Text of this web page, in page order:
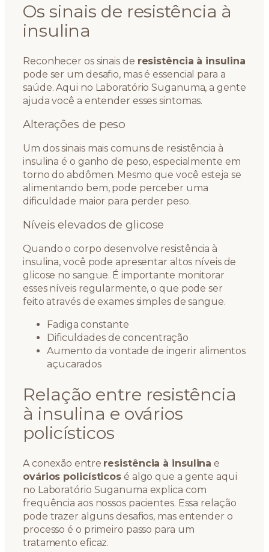
Os sinais de resistência à
insulina
Reconhecer os sinais de resistência à insulina
pode ser um desafio, mas é essencial para a
saúde. Aqui no Laboratório Suganuma, a gente
ajuda você a entender esses sintomas.
Alterações de peso
Um dos sinais mais comuns de resistência à
insulina é o ganho de peso, especialmente em
torno do abdômen. Mesmo que você esteja se
alimentando bem, pode perceber uma
dificuldade maior para perder peso.
Níveis elevados de glicose
Quando o corpo desenvolve resistência à
insulina, você pode apresentar altos níveis de
glicose no sangue. É importante monitorar
esses níveis regularmente, o que pode ser
feito através de exames simples de sangue.
Fadiga constante
Dificuldades de concentração
Aumento da vontade de ingerir alimentos
açucarados
Relação entre resistência
à insulina e ovários
policísticos
A conexão entre resistência à insulina e
ovários policísticos é algo que a gente aqui
no Laboratório Suganuma explica com
frequência aos nossos pacientes. Essa relação
pode trazer alguns desafios, mas entender o
processo é o primeiro passo para um
tratamento eficaz.